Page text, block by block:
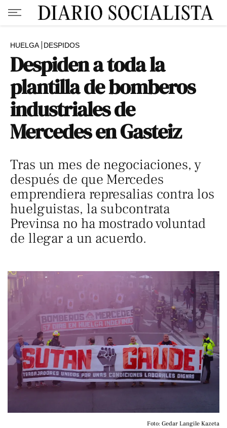
HUELGA DESPIDOS
Despiden a toda la
plantilla de bomberos
industriales de
Mercedes en Gasteiz
Tras un mes de negociaciones, y
después de que Mercedes
emprendiera represalias contra los
huelguistas, la subcontrata
Previnsa no ha mostrado voluntad
de llegar a un acuerdo.
Foto: Gedar Langile Kazeta